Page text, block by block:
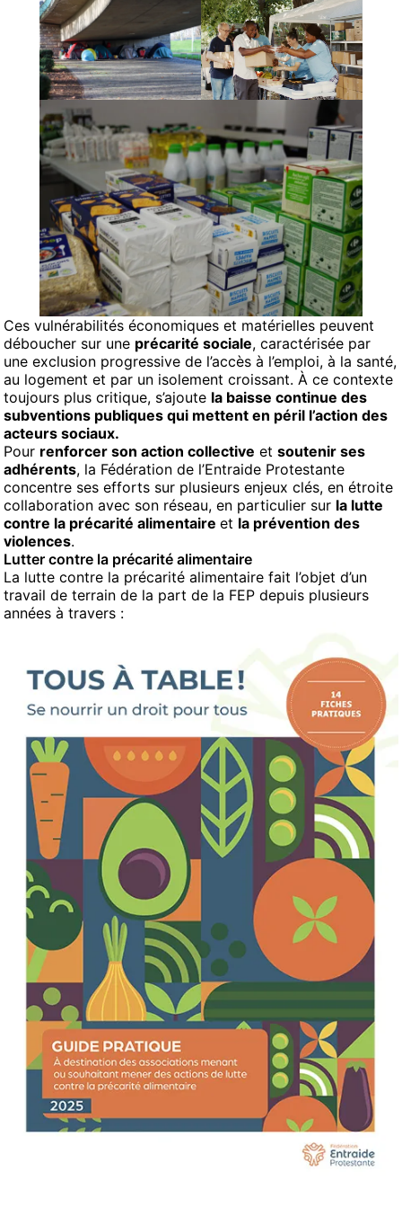
Ces vulnérabilités économiques et matérielles peuvent
déboucher sur une précarité sociale, caractérisée par
une exclusion progressive de l’accès à l’emploi, à la santé,
au logement et par un isolement croissant. À ce contexte
toujours plus critique, s’ajoute la baisse continue des
subventions publiques qui mettent en péril l’action des
acteurs sociaux.
Pour renforcer son action collective et soutenir ses
adhérents, la Fédération de l’Entraide Protestante
concentre ses efforts sur plusieurs enjeux clés, en étroite
collaboration avec son réseau, en particulier sur la lutte
contre la précarité alimentaire et la prévention des
violences.
Lutter contre la précarité alimentaire
La lutte contre la précarité alimentaire fait l’objet d’un
travail de terrain de la part de la FEP depuis plusieurs
années à travers :